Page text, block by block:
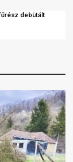
debütált